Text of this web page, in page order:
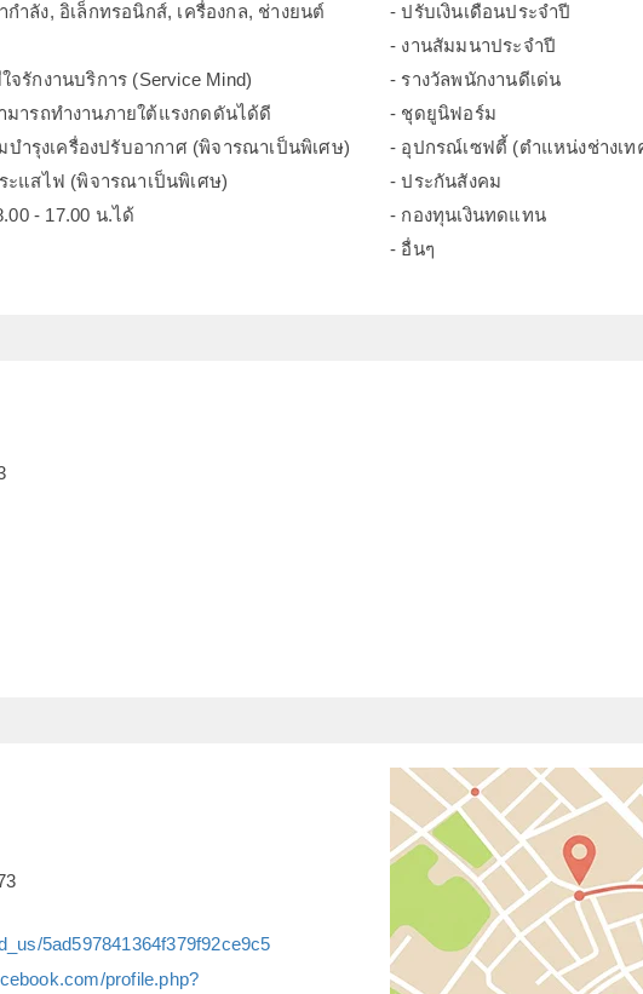
ลัง, อิเล็กทรอนิกส์, เครื่องกล, ช่างยนต์
รักงานบริการ (Service Mind)
ารถทำงานภายใต้แรงกดดันได้ดี
รุงเครื่องปรับอากาศ (พิจารณาเป็นพิเศษ)
ะแสไฟ (พิจารณาเป็นพิเศษ)
- 17.00 น.ได้
- ปรับเงินเดือนประจำปี
- งานสัมมนาประจำปี
- รางวัลพนักงานดีเด่น
- ชุดยูนิฟอร์ม
- อุปกรณ์เซฟตี้ (ตำแหน่งช่างเท
- ประกันสังคม
- กองทุนเงินทดแทน
- อื่นๆ
5ad597841364f379f92ce9c5
profile.php?